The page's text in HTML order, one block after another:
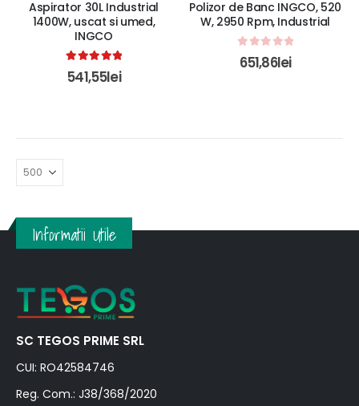
Aspirator 30L Industrial
1400W, uscat si umed,
INGCO
5.00out of 5
541,55lei
Polizor de Banc INGCO, 520
W, 2950 Rpm, Industrial
0out of 5
651,86lei
Informatii Utile
SC TEGOS PRIME SRL
CUI: RO42584746
Reg. Com.: J38/368/2020